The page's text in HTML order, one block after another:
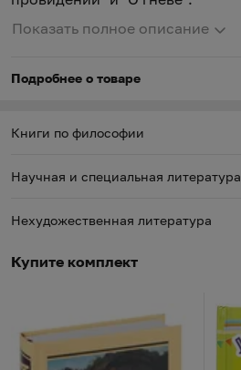
Показать полное описание
Подробнее о товаре
Книги по философии
Научная и специальная литература
Нехудожественная литература
Купите комплект